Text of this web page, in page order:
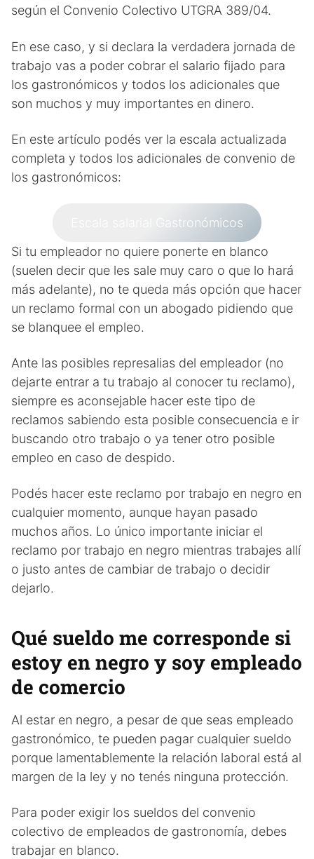
según el Convenio Colectivo UTGRA 389/04.
En ese caso, y si declara la verdadera jornada de
trabajo vas a poder cobrar el salario fijado para
los gastronómicos y todos los adicionales que
son muchos y muy importantes en dinero.
En este artículo podés ver la escala actualizada
completa y todos los adicionales de convenio de
los gastronómicos:
Escala salarial Gastronómicos
Si tu empleador no quiere ponerte en blanco
(suelen decir que les sale muy caro o que lo hará
más adelante), no te queda más opción que hacer
un reclamo formal con un abogado pidiendo que
se blanquee el empleo.
Ante las posibles represalias del empleador (no
dejarte entrar a tu trabajo al conocer tu reclamo),
siempre es aconsejable hacer este tipo de
reclamos sabiendo esta posible consecuencia e ir
buscando otro trabajo o ya tener otro posible
empleo en caso de despido.
Podés hacer este reclamo por trabajo en negro en
cualquier momento, aunque hayan pasado
muchos años. Lo único importante iniciar el
reclamo por trabajo en negro mientras trabajes allí
o justo antes de cambiar de trabajo o decidir
dejarlo.
Qué sueldo me corresponde si
estoy en negro y soy empleado
de comercio
Al estar en negro, a pesar de que seas empleado
gastronómico, te pueden pagar cualquier sueldo
porque lamentablemente la relación laboral está al
margen de la ley y no tenés ninguna protección.
Para poder exigir los sueldos del convenio
colectivo de empleados de gastronomía, debes
trabajar en blanco.